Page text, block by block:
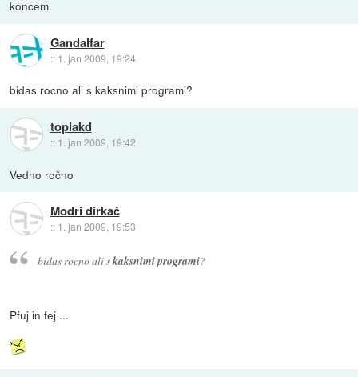
koncem.
Gandalfar
:: 1. jan 2009, 19:24
bidas rocno ali s kaksnimi programi?
toplakd
:: 1. jan 2009, 19:42
Vedno ročno
Modri dirkač
:: 1. jan 2009, 19:53
bidas rocno ali skaksnimi programi?
Pfuj in fej ...